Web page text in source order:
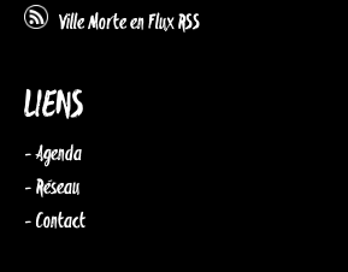
Ville Morte en Flux RSS
LIENS
- Agenda
- Réseau
- Contact